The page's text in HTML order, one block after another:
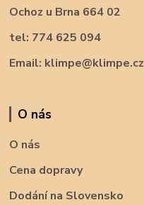
Ochoz u Brna 664 02
tel: 774 625 094
Email: klimpe@klimpe.cz
O nás
O nás
Cena dopravy
Dodání na Slovensko